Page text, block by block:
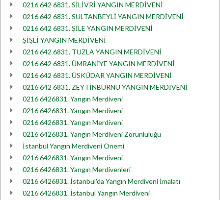
0216 642 6831. SİLİVRİ YANGIN MERDİVENİ
0216 642 6831. SULTANBEYLİ YANGIN MERDİVENİ
0216 642 6831. ŞİLE YANGIN MERDİVENİ
ŞİŞLİ YANGIN MERDİVENİ
0216 642 6831. TUZLA YANGIN MERDİVENİ
0216 642 6831. ÜMRANİYE YANGIN MERDİVENİ
0216 642 6831. ÜSKÜDAR YANGIN MERDİVENİ
0216 642 6831. ZEYTİNBURNU YANGIN MERDİVENİ
0216 6426831. Yangın Merdiveni
0216 6426831. Yangın Merdiveni
0216 6426831. Yangın Merdiveni
0216 6426831. Yangın Merdiveni Zorunluluğu
İstanbul Yangın Merdiveni Önemi
0216 6426831. Yangın Merdiveni
0216 6426831. Yangın Merdivenleri
0216 6426831. İstanbul'da Yangın Merdiveni İmalatı
0216 6426831. İstanbul Yangın Merdiveni